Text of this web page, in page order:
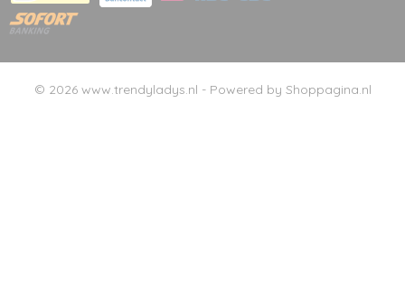
© 2026 www.trendyladys.nl - Powered by Shoppagina.nl